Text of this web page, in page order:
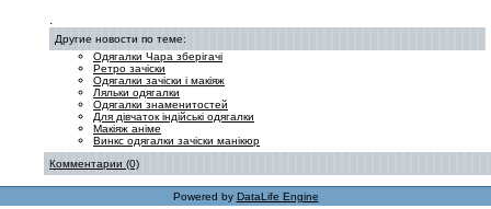
.
Другие новости по теме:
Одягалки Чара зберігачі
Ретро зачіски
Одягалки зачіски і макіяж
Ляльки одягалки
Одягалки знаменитостей
Для дівчаток індійські одягалки
Макіяж аніме
Винкс одягалки зачіски манікюр
Комментарии (0)
Powered by DataLife Engine